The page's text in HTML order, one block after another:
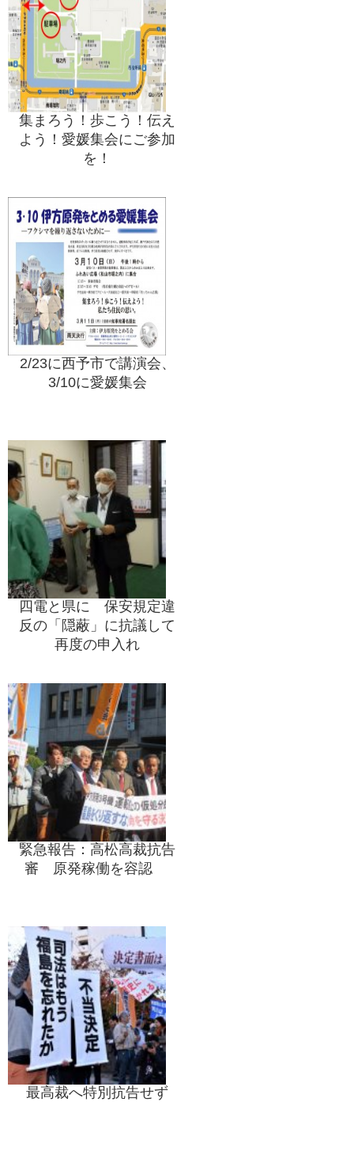
集まろう！歩こう！伝え
よう！愛媛集会にご参加
を！
2/23に西予市で講演会、
3/10に愛媛集会
四電と県に 保安規定違
反の「隠蔽」に抗議して
再度の申入れ
緊急報告：高松高裁抗告
審 原発稼働を容認
最高裁へ特別抗告せず